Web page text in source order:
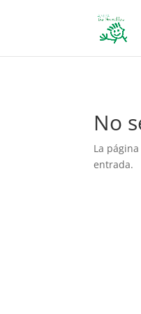
No
La
entrada.